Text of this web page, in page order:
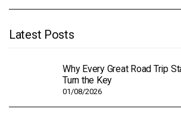
Latest Posts
Why Every Great Road Trip
Turn the Key
01/08/2026